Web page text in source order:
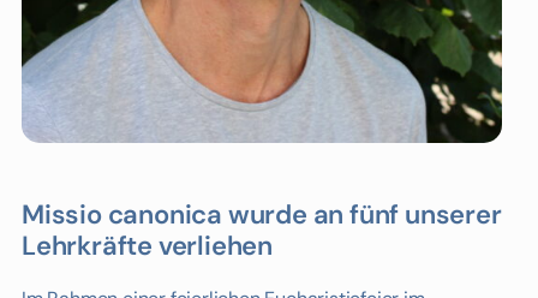
Missio canonica wurde an fünf unserer
Lehrkräfte verliehen